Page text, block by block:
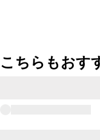
こちらもおす